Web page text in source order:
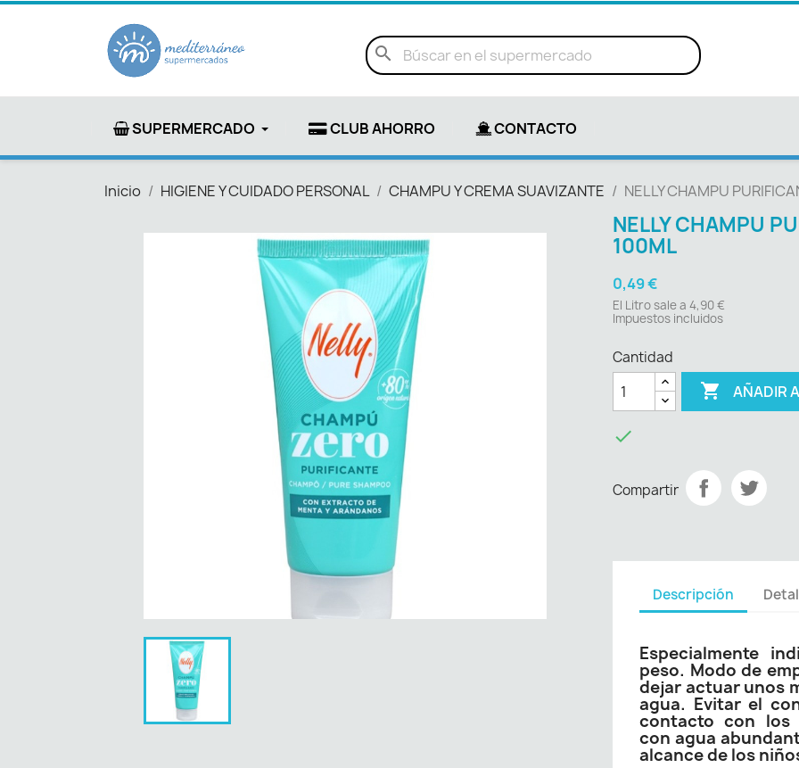
search
SUPERMERCADO CLUB AHORRO CONTACTO
Inicio HIGIENE Y CUIDADO PERSONAL CHAMPU Y CREMA SUAVIZANTE NELLY CHAMPU
NELLY CHAMPU
100ML
0,49 €
El Litro sale a 4,90 €
Impuestos incluidos
Cantidad
 AÑADIR

Compartir
Descripción
Especialmente
peso. Modo de
dejar actuar unos
agua. Evitar el
contacto con los
con agua
alcance de los